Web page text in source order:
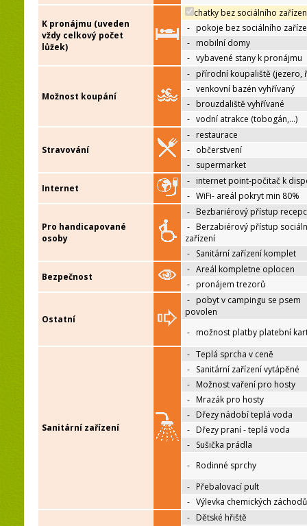
K pronájmu (uveden
vždy celkový počet
lůžek)
chatky bez sociálního
- pokoje bez sociálního
- mobilní domy
- vybavené stany k pronájmu
Možnost koupání
- přírodní koupaliště (jezero,
- venkovní bazén vyhřívaný
- brouzdaliště vyhřívané
- vodní atrakce (tobogán,…)
Stravování
- restaurace
- občerstvení
- supermarket
Internet
- internet point-počitač k
- WiFi- areál pokryt min 80%
Pro handicapované
osoby
- Bezbariérový přístup
- Berzabiérový přístup
zařízení
- Sanitární zařízení komplet
Bezpečnost
- Areál kompletne oplocen
- pronájem trezorů
Ostatní
- pobyt v campingu se psem
povolen
- možnost platby platební
Sanitární zařízení
- Teplá sprcha v ceně
- Sanitární zařízení vytápěné
- Možnost vaření pro hosty
- Mrazák pro hosty
- Dřezy nádobí teplá voda
- Dřezy praní - teplá voda
- Sušička prádla
- Rodinné sprchy
- Přebalovací pult
- Výlevka chemických záchodů
- Dětské hřiště